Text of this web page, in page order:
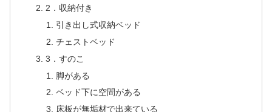
2．収納付き
引き出し式収納ベッド
チェストベッド
3．すのこ
脚がある
ベッド下に空間がある
床板が無垢材で出来ている